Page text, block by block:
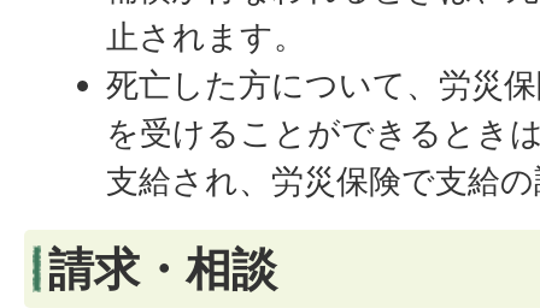
止されます。
死亡した方について、労災
を受けることができるとき
支給され、労災保険で支給
請求・相談